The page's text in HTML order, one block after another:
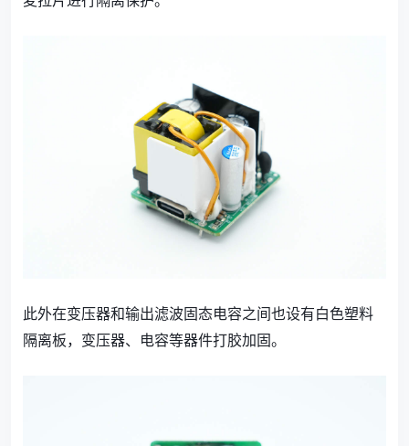
此外在变压器和输出滤波固态电容之间也设有白色塑料
隔离板，变压器、电容等器件打胶加固。